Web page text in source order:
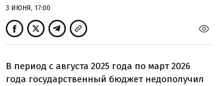
3 ИЮНЯ, 17:00
В период с августа 2025 года по март 2026
года государственный бюджет недополучил